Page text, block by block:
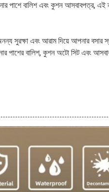
পাশে বালিশ এবং কুশন আসবাবপত্র, এই
সুরক্ষা এবং আরাম দিয়ে আপনার
পাশের বালিশ, কুশন অটো সিট এবং